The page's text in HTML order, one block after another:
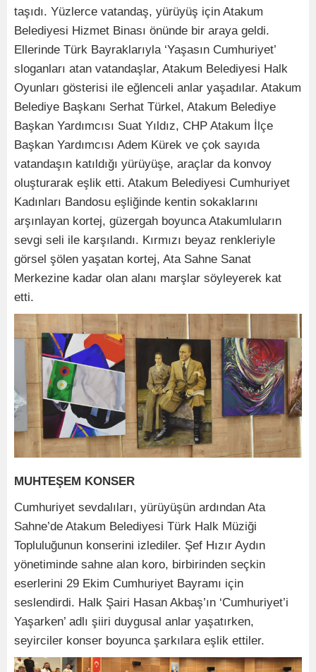
taşıdı. Yüzlerce vatandaş, yürüyüş için Atakum
Belediyesi Hizmet Binası önünde bir araya geldi.
Ellerinde Türk Bayraklarıyla ‘Yaşasın Cumhuriyet’
sloganları atan vatandaşlar, Atakum Belediyesi Halk
Oyunları gösterisi ile eğlenceli anlar yaşadılar. Atakum
Belediye Başkanı Serhat Türkel, Atakum Belediye
Başkan Yardımcısı Suat Yıldız, CHP Atakum İlçe
Başkan Yardımcısı Adem Kürek ve çok sayıda
vatandaşın katıldığı yürüyüşe, araçlar da konvoy
oluşturarak eşlik etti. Atakum Belediyesi Cumhuriyet
Kadınları Bandosu eşliğinde kentin sokaklarını
arşınlayan kortej, güzergah boyunca Atakumluların
sevgi seli ile karşılandı. Kırmızı beyaz renkleriyle
görsel şölen yaşatan kortej, Ata Sahne Sanat
Merkezine kadar olan alanı marşlar söyleyerek kat
etti.
MUHTEŞEM KONSER
Cumhuriyet sevdalıları, yürüyüşün ardından Ata
Sahne’de Atakum Belediyesi Türk Halk Müziği
Topluluğunun konserini izlediler. Şef Hızır Aydın
yönetiminde sahne alan koro, birbirinden seçkin
eserlerini 29 Ekim Cumhuriyet Bayramı için
seslendirdi. Halk Şairi Hasan Akbaş’ın ‘Cumhuriyet’i
Yaşarken’ adlı şiiri duygusal anlar yaşatırken,
seyirciler konser boyunca şarkılara eşlik ettiler.